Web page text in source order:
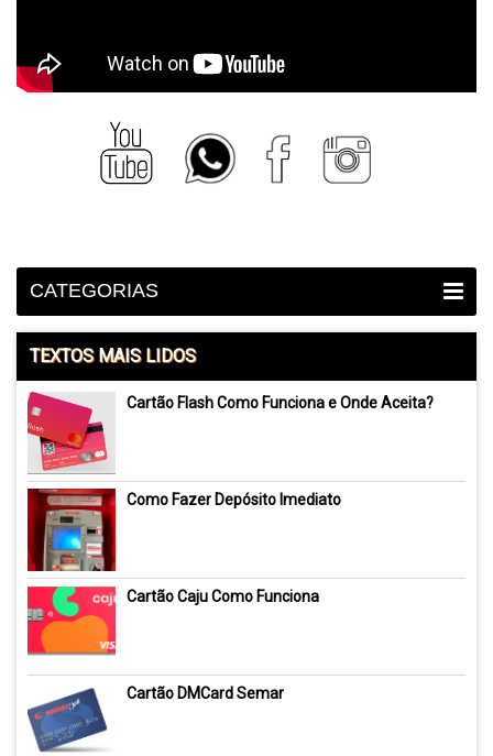
CATEGORIAS
TEXTOS MAIS LIDOS
Cartão Flash Como Funciona e Onde Aceita?
Como Fazer Depósito Imediato
Cartão Caju Como Funciona
Cartão DMCard Semar